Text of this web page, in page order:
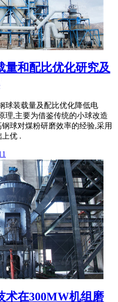
量和配比优化研究及
球装载量及配比优化降低电
理,主要为借鉴传统的小球改造
球对煤粉研磨效率的经验,采用
优 .
术在300MW机组磨